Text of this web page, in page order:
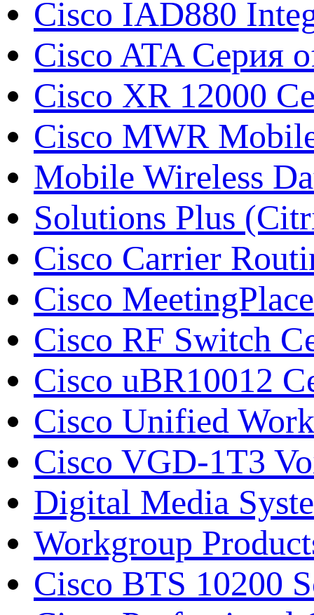
Cisco IAD880
Cisco ATA Серия
Cisco XR 12000
Cisco MWR
Mobile Wireless
Solutions Plus
Cisco Carrier
Cisco MeetingPlace
Cisco RF Switch
Cisco uBR10012
Cisco Unified
Cisco VGD-1T3
Digital Media
Workgroup
Cisco BTS 10200